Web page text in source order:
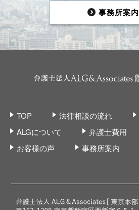
事務所案内
TOP 法律相談の流れ
ALGについて
弁護士費用
お客様の声
事務所案内